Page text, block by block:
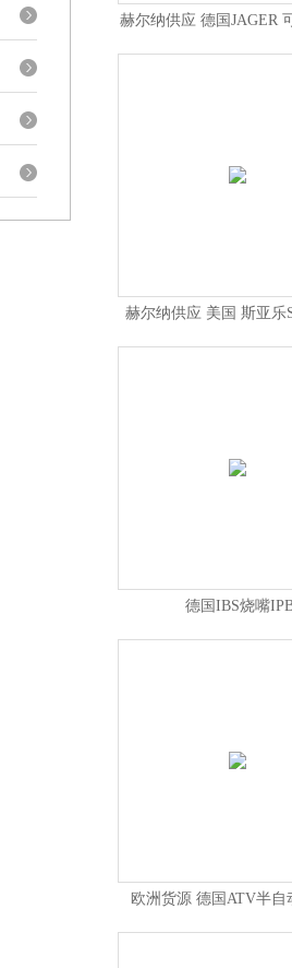
赫尔纳供应 德国JAGER
备件
赫尔纳供应 美国 斯亚乐
流量计
德国IBS烧嘴
欧洲货源 德国ATV半自
3GP-4G